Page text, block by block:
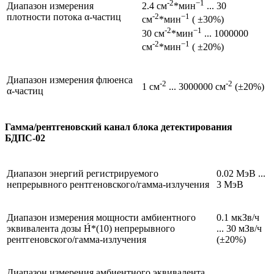
Диапазон измерения
плотности потока α-частиц
2.4 см-2*мин−1 ... 30
см-2*мин−1 ( ±30%)
30 см-2*мин−1 ... 1000000
см-2*мин−1 ( ±20%)
Диапазон измерения флюенса
α-частиц
1 см-2 ... 3000000 см-2 (±20%)
Гамма/рентгеновский канал блока детектирования
БДПС-02
Диапазон энергий регистрируемого
непрерывного рентгеновского/гамма-излучения
0.02 МэВ ...
3 МэВ
Диапазон измерения мощности амбиентного
эквивалента дозы H́*(10) непрерывного
рентгеновского/гамма-излучения
0.1 мкЗв/ч
... 30 мЗв/ч
(±20%)